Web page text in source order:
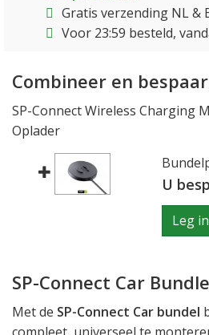
Gratis verzending NL &
Voor 23:59 besteld,
Combineer en
SP-Connect Wireless Charging
Oplader
U
Leg
SP-Connect Car Bundle
Met de SP-Connect Car bundel
compleet, universeel te